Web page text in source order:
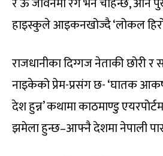
हाइस्कुले आइकनखोज्दै ‘लोकल
राजधानीका दिग्गज नेताकी छोरी
नाइकेको प्रेम-प्रसंग छ- ‘घातक
देश हुन्न’ कथामा काठमाण्डु
झमेला हुन्छ–आफ्नै देशमा नेपाली